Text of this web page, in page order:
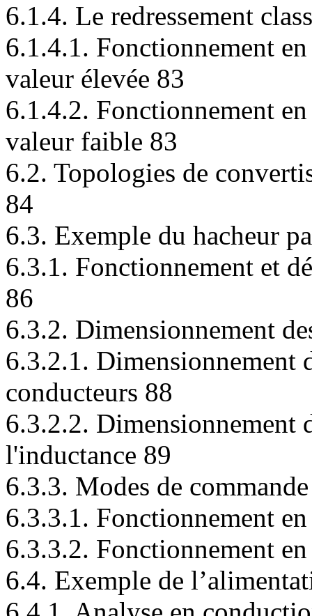
6.1.4. Le redressement
6.1.4.1. Fonctionnement
valeur élevée 83
6.1.4.2. Fonctionnement
valeur faible 83
6.2. Topologies de
84
6.3. Exemple du hacheur
6.3.1. Fonctionnement et
86
6.3.2. Dimensionnement
6.3.2.1. Dimensionnement
conducteurs 88
6.3.2.2. Dimensionnement
l'inductance 89
6.3.3. Modes de
6.3.3.1. Fonctionnement
6.3.3.2. Fonctionnement
6.4. Exemple de